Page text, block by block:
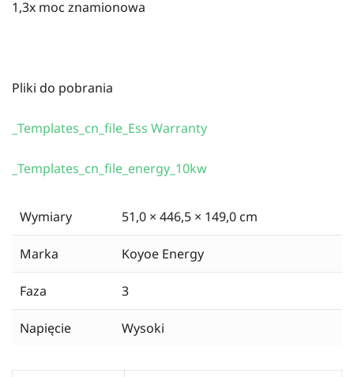
1,3x moc znamionowa
Pliki do pobrania
_Templates_cn_file_Ess Warranty
_Templates_cn_file_energy_10kw
Wymiary 51,0 × 446,5 × 149,0 cm
Marka Koyoe Energy
Faza 3
Napięcie Wysoki